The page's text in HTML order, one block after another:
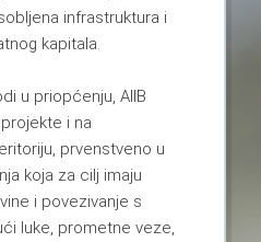
infrastruktura i
kapitala.
u priopćenju, AIIB
i na
prvenstveno u
koja za cilj imaju
i povezivanje s
luke, prometne veze,